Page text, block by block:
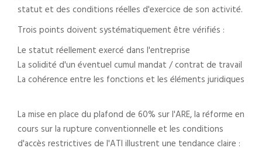
statut et des conditions réelles d'exercice de son activité.
Trois points doivent systématiquement être vérifiés :
Le statut réellement exercé dans l'entreprise
La solidité d'un éventuel cumul mandat / contrat de travail
La cohérence entre les fonctions et les éléments juridiques
La mise en place du plafond de 60% sur l'ARE, la réforme en
cours sur la rupture conventionnelle et les conditions